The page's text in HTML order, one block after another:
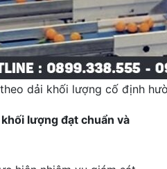
dải khối lượng cố định
lượng đạt chuẩn và